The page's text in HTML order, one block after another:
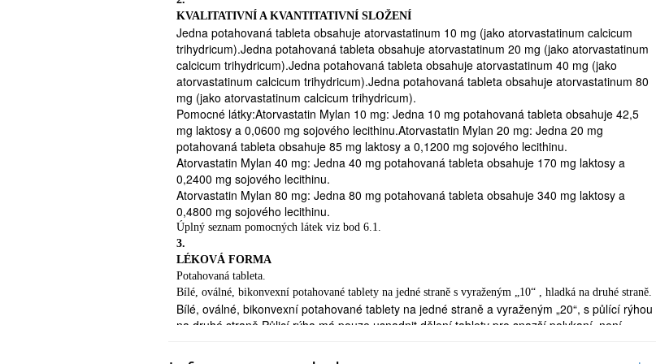
podobný léčivý přípravek používaný ke snížení krevních tuků nebo na jakoukoliv složku
tohoto přípravku – podrobnosti viz bod 6
2
-
jestliže máte nebo jste někdy měl/a onemocnění mající vliv na játra
-
jestliže jste měl/a neobjasněné abnormální hodnoty jaterních testů
- jestliže jste žena v reprodukčním věku a nepoužíváte vhodnou antikoncepci
jestliže jste těhotná nebo těhotenství v nejbližší době plánujete,
-
jestliže kojíte
Zvláštní opatrnosti při použití přípravku Atorvastatin Mylan je zapotřebí
Důvody, proč pro Vás přípravek Atorvastatin Mylan nemusí být vhodný, jsou
následující:
 jestliže jste prodělal/a cévní mozkovou příhodu s krvácením do mozku, jako
důsledek prodělané
cévní mozkové příhody máte v mozku malé váčky s tekutinou
 jestliže máte problémy s ledvinami
KVALITATIVNÍ A KVANTITATIVNÍ SLOŽENÍ
Jedna potahovaná tableta obsahuje atorvastatinum 10 mg (jako atorvastatinum calcicum
trihydricum).Jedna potahovaná tableta obsahuje atorvastatinum 20 mg (jako atorvastatinum
calcicum trihydricum).Jedna potahovaná tableta obsahuje atorvastatinum 40 mg (jako
atorvastatinum calcicum trihydricum).Jedna potahovaná tableta obsahuje atorvastatinum 80
mg (jako atorvastatinum calcicum trihydricum).
Pomocné látky:Atorvastatin Mylan 10 mg: Jedna 10 mg potahovaná tableta obsahuje 42,5
mg laktosy a 0,0600 mg sojového lecithinu.Atorvastatin Mylan 20 mg: Jedna 20 mg
potahovaná tableta obsahuje 85 mg laktosy a 0,1200 mg sojového lecithinu.
Atorvastatin Mylan 40 mg: Jedna 40 mg potahovaná tableta obsahuje 170 mg laktosy a
0,2400 mg sojového lecithinu.
Atorvastatin Mylan 80 mg: Jedna 80 mg potahovaná tableta obsahuje 340 mg laktosy a
0,4800 mg sojového lecithinu.
Úplný seznam pomocných látek viz bod 6.1.
3.
LÉKOVÁ FORMA
Potahovaná tableta.
Bílé, oválné, bikonvexní potahované tablety na jedné straně s vyraženým „10“ , hladká na druhé straně.
Bílé, oválné, bikonvexní potahované tablety na jedné straně a vyraženým „20“, s půlící rýhou
na druhé straně.Půlicí rýha má pouze usnadnit dělení tablety pro snazší polykaní, není